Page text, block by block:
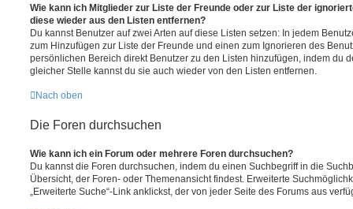
Wie kann ich Mitglieder zur Liste der Freunde oder zur Liste der
diese wieder aus den Listen entfernen?
Du kannst Benutzer auf zwei Arten auf diese Listen setzen: In jedem
zum Hinzufügen zur Liste der Freunde und einen zum Ignorieren des
persönlichen Bereich direkt Benutzer zu den Listen hinzufügen, indem du
gleicher Stelle kannst du sie auch wieder von den Listen entfernen.
Nach oben
Die Foren durchsuchen
Wie kann ich ein Forum oder mehrere Foren durchsuchen?
Du kannst die Foren durchsuchen, indem du einen Suchbegriff in die
Übersicht, der Foren- oder Themenansicht findest. Erweiterte
„Erweiterte Suche“-Link anklickst, der von jeder Seite des Forums aus